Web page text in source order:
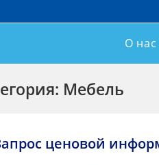
О нас
Мебель
ценовой